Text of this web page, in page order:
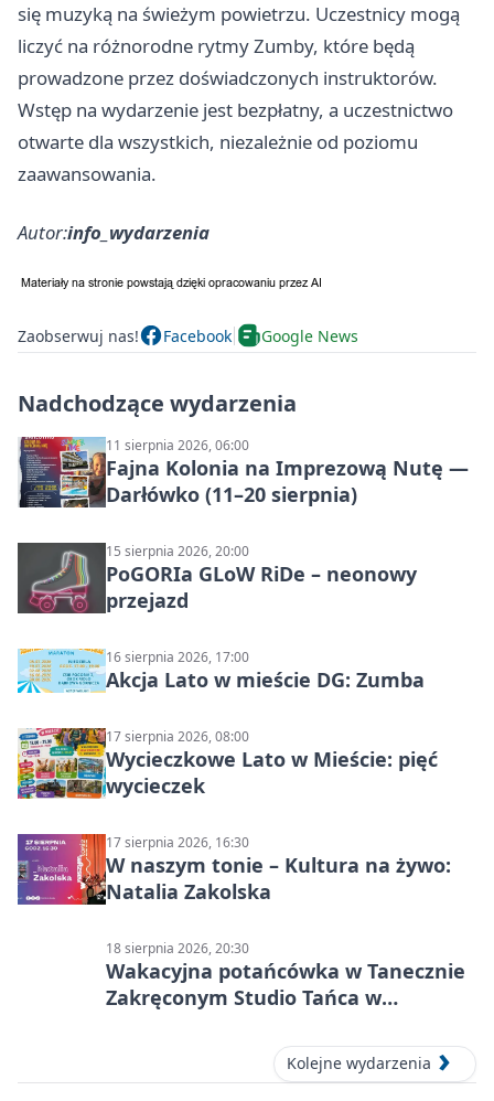
się muzyką na świeżym powietrzu. Uczestnicy mogą
liczyć na różnorodne rytmy Zumby, które będą
prowadzone przez doświadczonych instruktorów.
Wstęp na wydarzenie jest bezpłatny, a uczestnictwo
otwarte dla wszystkich, niezależnie od poziomu
zaawansowania.
Autor:info_wydarzenia
Zaobserwuj nas! Facebook Google News
Nadchodzące wydarzenia
11 sierpnia 2026, 06:00
Fajna Kolonia na Imprezową Nutę —
Darłówko (11–20 sierpnia)
15 sierpnia 2026, 20:00
PoGORIa GLoW RiDe – neonowy
przejazd
16 sierpnia 2026, 17:00
Akcja Lato w mieście DG: Zumba
17 sierpnia 2026, 08:00
Wycieczkowe Lato w Mieście: pięć
wycieczek
17 sierpnia 2026, 16:30
W naszym tonie – Kultura na żywo:
Natalia Zakolska
18 sierpnia 2026, 20:30
Wakacyjna potańcówka w Tanecznie
Zakręconym Studio Tańca w
Kolejne wydarzenia